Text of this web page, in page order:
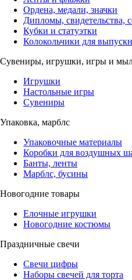
Ордена, медали, значки
Дипломы, свидетельства,
Кубки и статуэтки
Колокольчики для
Сувениры, игрушки, игры и
Игрушки
Настольные игры
Сувениры
Упаковка, марблс
Упаковочные материалы
Коробки для воздушных
Банты, ленты
Марблс, бусины
Новогодние товары
Елочные игрушки
Новогодние костюмы
Праздничные свечи
Свечи цифры
Наборы свечей для торта